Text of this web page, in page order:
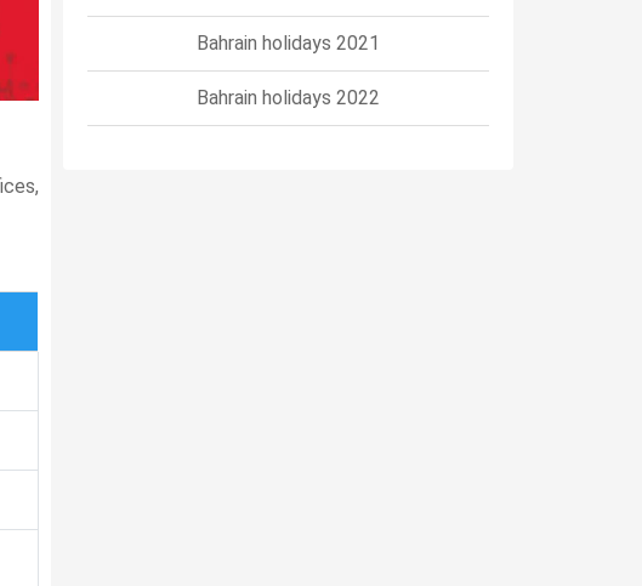
Bahrain holidays 2021
Bahrain holidays 2022